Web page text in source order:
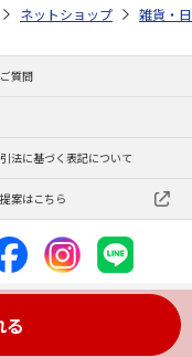
る
21cm Minecraft Creeper ANT4
ネットショップ 雑貨・
質問
法に基づく表記について
案はこちら